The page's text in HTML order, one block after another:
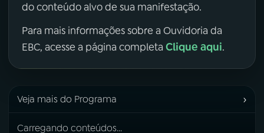
do conteúdo alvo de sua manifestação.
Para mais informações sobre a Ouvidoria da
EBC, acesse a página completa Clique aqui.
Veja mais do Programa ›
Carregando conteúdos...